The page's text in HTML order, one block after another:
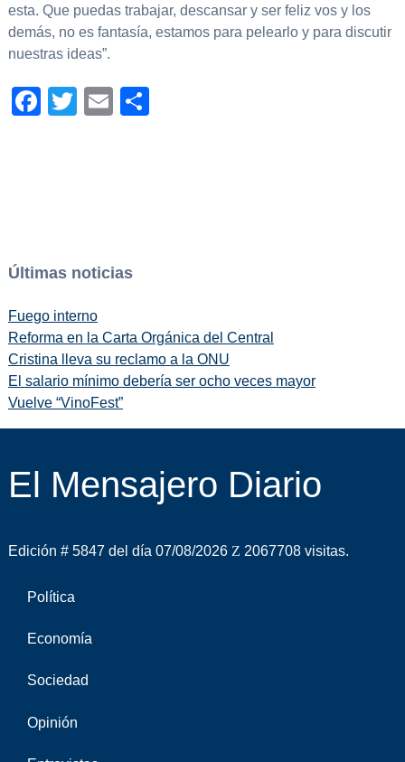
esta. Que puedas trabajar, descansar y ser feliz vos y los
demás, no es fantasía, estamos para pelearlo y para discutir
nuestras ideas”.
Facebook
TwitterEmail
Últimas noticias
Fuego interno
Reforma en la Carta Orgánica del Central
Cristina lleva su reclamo a la ONU
El salario mínimo debería ser ocho veces mayor
Vuelve “VinoFest”
El Mensajero Diario
Edición # 5847 del día 07/08/2026 2067708 visitas.
Política
Economía
Sociedad
Opinión